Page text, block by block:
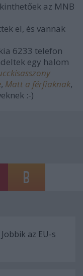
az MNB
el, és vannak
6233 telefon
egy halom
, Matt a férfiaknak,
:-)
az EU-s